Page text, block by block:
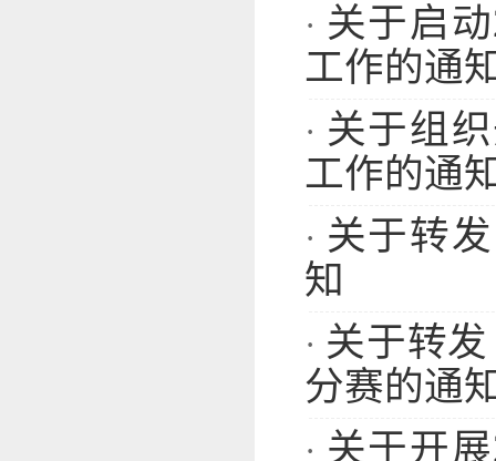
· 关于启
工作的通
· 关于组
工作的通
· 关于转
知
· 关于转
分赛的通
· 关于开